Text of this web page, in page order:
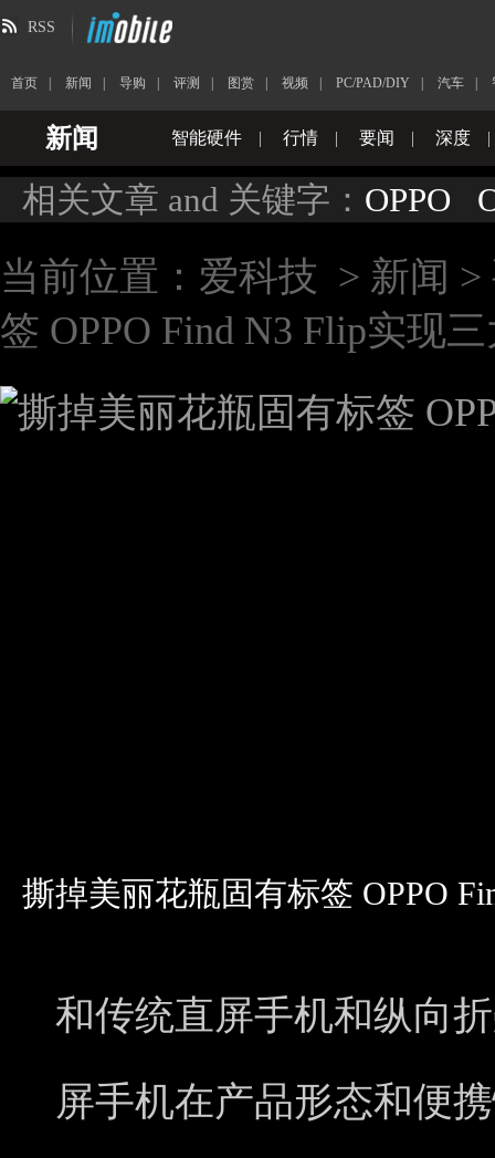
RSS
首页 新闻 导购 评测 图赏 视频 PC/PAD/DIY 汽车
新闻 智能硬件 | 行情 | 要闻 | 深度 |
相关文章 and 关键字： OPPO
当前位置： 爱科技 > 新闻 >
签 OPPO Find N3 Flip实现
撕掉美丽花瓶固有标签 OPPO
和传统直屏手机和纵向
屏手机在产品形态和便